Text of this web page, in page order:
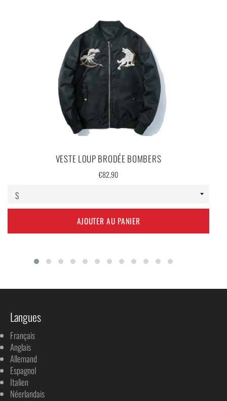
VESTE LOUP BRODÉE BOMBERS
Prix
€82,90
AJOUTER AU PANIER
Langues
Français
Anglais
Allemand
Espagnol
Italien
Néerlandais